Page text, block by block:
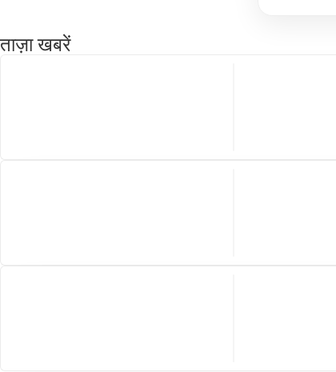
ताज़ा खबरें